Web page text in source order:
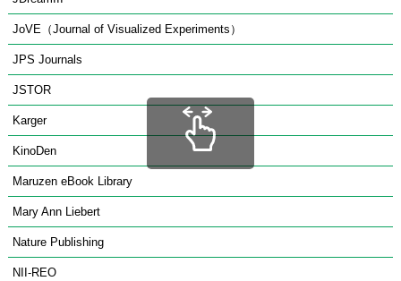
JoVE（Journal of Visualized Experiments）
JPS Journals
JSTOR
Karger
KinoDen
Maruzen eBook Library
Mary Ann Liebert
Nature Publishing
NII-REO